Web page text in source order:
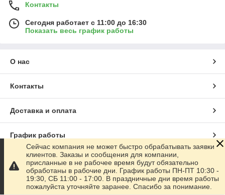
Контакты
Сегодня работает с 11:00 до 16:30
Показать весь график работы
О нас
Контакты
Доставка и оплата
График работы
Полная версия сайта
Сайт создан на маркетплейсеSatu.kz
Сейчас компания не может быстро обрабатывать заявки
клиентов. Заказы и сообщения для компании,
присланные в не рабочее время будут обязательно
обработаны в рабочие дни. График работы ПН-ПТ 10:30 -
19:30, СБ 11:00 - 17:00. В праздничные дни время работы
пожалуйста уточняйте заранее. Спасибо за понимание.